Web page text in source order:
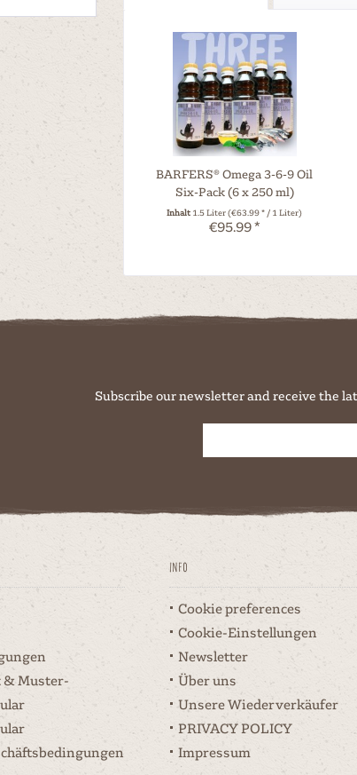
BARFERS® Omega 3-6-9 Oil
Six-Pack (6 x 250 ml)
Inhalt 1.5 Liter(€63.99 * / 1 Liter)
€95.99 *
Subscribe our newsletter and receive the
Muster-
Info
Cookie preferences
Cookie-Einstellungen
Newsletter
Über uns
Unsere Wiederverkäufer
PRIVACY POLICY
Impressum